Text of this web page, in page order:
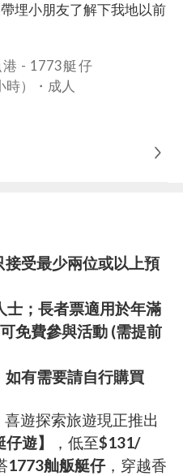
埋小朋友了解下我地以前
港 - 1773艇仔
）・ 成人
受最少兩位或以上預
；長者票適用於年滿
免費參與活動 (需提前
有需要請自行購買
遊探索旅遊現正推出
遊】
，低至$131/
1773舢舨艇仔，穿越香